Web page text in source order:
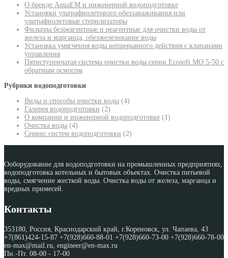
О бренде AquaEM и инженерной водоподготовке
Установки ультрафиолетового обеззараживания или
ультрафиолетовые стерилизаторы
Фильтры безреагентные и реагентные для очистки воды от
железа и марганца, обезжелезивание воды
Установка умягчения воды непрерывного действия с клапанами
управления
Пятиступенчатая система очистки воды серии Ecosoft MO 5-50 с
обратным осмосом
Рубрики водоподготовки
Виды и способы очистки воды (4)
Галерея водоподготовки (2)
О компании и инженерной водоподготовке (1)
Очистка воды (4)
Сервис систем водоподготовки (2)
Ооборудование для водоподготовки на промышленных предприятиях,
водоподготовка котельных и бытовых объектах. Очистка питьевой
воды, смягчение жесткой воды. Очистка воды от железа, марганца и
вредных примесей.
Контакты
353180, Россия, Краснодарский край, г.Кореновск, ул. Чапаева, 43
+7(861)424-15-87 +7(928)660-88-01 +7(928)660-73-00 +7(928)660-78-00
en-max@mail.ru, engineer@en-max.ru
Пн.-Пт. 08-00 - 17-00